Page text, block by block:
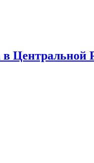
в Центральной